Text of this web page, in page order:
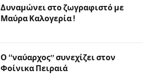
Δυναμώνει στο ζωγραφιστό με
Μαύρα Καλογερία !
Ο “ναύαρχος” συνεχίζει στον
Φοίνικα Πειραιά